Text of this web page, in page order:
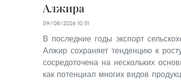
Алжира
09/08/2026 10:51
В последние годы экспорт
Алжир сохраняет тенденцию к
сосредоточена на нескольких
как потенциал многих видов